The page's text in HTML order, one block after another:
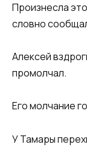
Произнесла
словно
Алексей
промолчал.
Его молчание
У Тамары